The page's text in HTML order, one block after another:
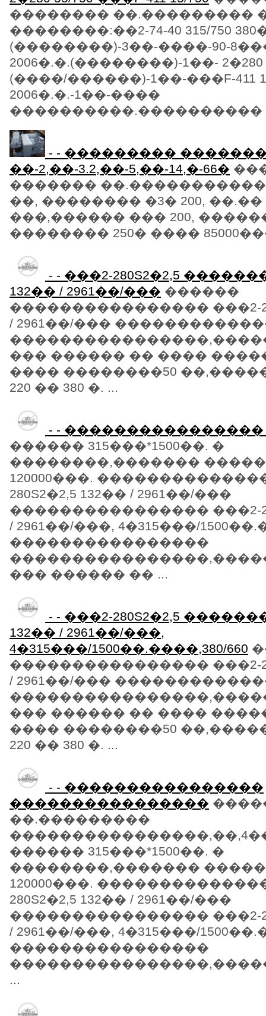
�������� ��.���������
��������:��2-74-40 315/750
(��������)-3��-����-90-
2006�.�.(��������)-1��- 2�280
(����/������)-1��-���F-411
2006�.�.-1��-����
����������.����������
- - ���������
��-2,��-3.2,��-5,��-14,�-66�
�������
��, �������� �3� 200, ��.��
���,������ ��� 200,
�������� 250� ����
- - ���2-280S2�2,5
132�� / 2961��/��� ������
���������������� ���2-
/ 2961��/���
��� ������ �� ����
���� ��������50
220 �� 380 �. ...
- -
������ 315���*1500��. �
��������,�������
120000���.
280S2�2,5 132�� / 2961��/���
���������������� ���2-
/ 2961��/���, 4�315���/
����������������
��� ������ �� ...
- - ���2-280S2�2,5
132�� / 2961��/���,
4�315���/1500��.����,380/660
���������������� ���2-
/ 2961��/���
��� ������ �� ����
���� ��������50
220 �� 380 �. ...
- - ����������������
����������������
��.���������
������ 315���*1500��. �
��������,�������
120000���.
280S2�2,5 132�� / 2961��/���
���������������� ���2-
/ 2961��/���, 4�315���/
����������������
...